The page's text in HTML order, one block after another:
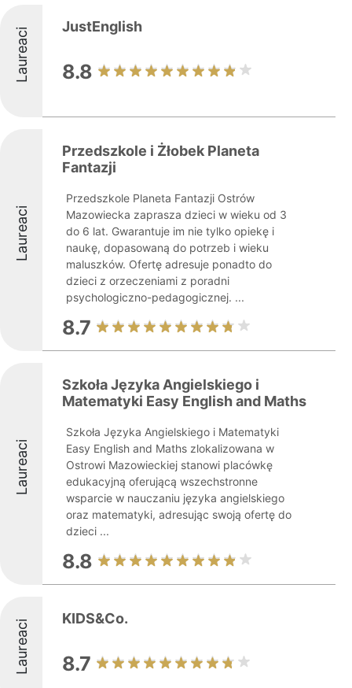
Laureaci JustEnglish
8.8
Laureaci
Przedszkole i Żłobek Planeta
Fantazji
Przedszkole Planeta Fantazji Ostrów
Mazowiecka zaprasza dzieci w wieku od 3
do 6 lat. Gwarantuje im nie tylko opiekę i
naukę, dopasowaną do potrzeb i wieku
maluszków. Ofertę adresuje ponadto do
dzieci z orzeczeniami z poradni
psychologiczno-pedagogicznej. ...
8.7
Laureaci
Szkoła Języka Angielskiego i
Matematyki Easy English and Maths
Szkoła Języka Angielskiego i Matematyki
Easy English and Maths zlokalizowana w
Ostrowi Mazowieckiej stanowi placówkę
edukacyjną oferującą wszechstronne
wsparcie w nauczaniu języka angielskiego
oraz matematyki, adresując swoją ofertę do
dzieci ...
8.8
Laureaci KIDS&Co.
8.7